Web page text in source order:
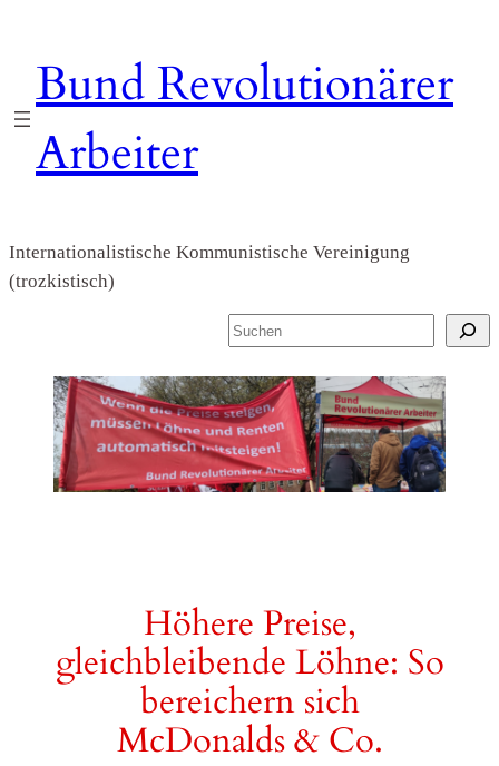
springen
Bund Revolutionärer
Arbeiter
Internationalistische Kommunistische Vereinigung
(trozkistisch)
S
c
h
e
n
Höhere Preise,
gleichbleibende Löhne: So
bereichern sich
McDonalds & Co.